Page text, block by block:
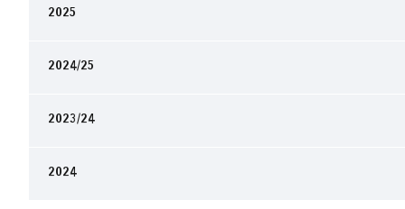
2025
2024/25
2023/24
2024